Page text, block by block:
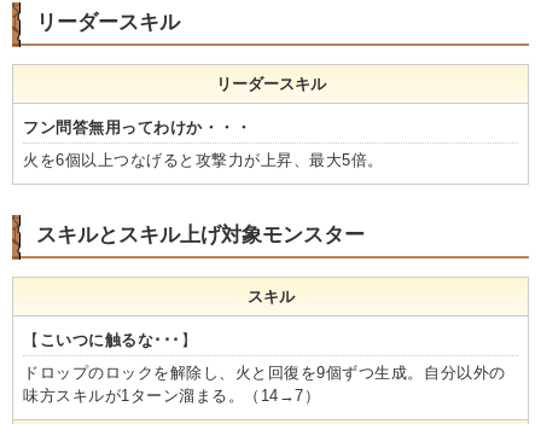
リーダースキル
リーダースキル
フン問答無用ってわけか・・・
火を6個以上つなげると攻撃力が上昇、最大5倍。
スキルとスキル上げ対象モンスター
スキル
【 こいつに触るな･･･ 】
ドロップのロックを解除し、火と回復を9個ずつ生成。自分以外の
味方スキルが1ターン溜まる。（14→7）